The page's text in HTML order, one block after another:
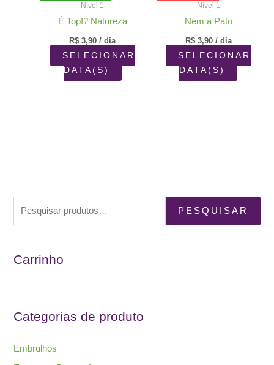
Nível 1
É Top!? Natureza
R$ 3,90 / dia
SELECIONAR
DATA(S)
Nível 1
Nem a Pato
R$3,90/ dia
SELECIONAR
DATA(S)
q
s
r
PESQUISAR
Carrinho
Categorias de produto
Embrulhos